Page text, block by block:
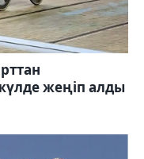
жеңіп алды